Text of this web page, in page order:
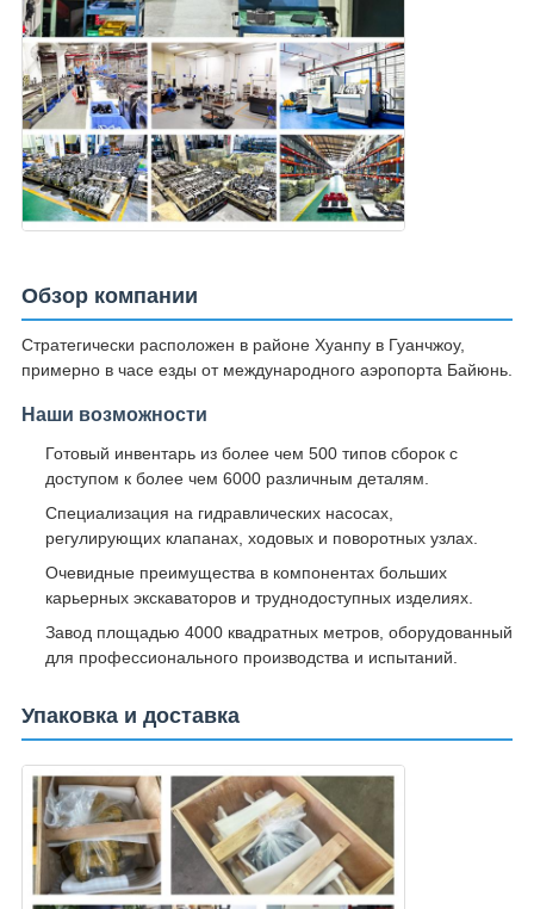
Обзор компании
Стратегически расположен в районе Хуанпу в Гуанчжоу,
примерно в часе езды от международного аэропорта Байюнь.
Наши возможности
Готовый инвентарь из более чем 500 типов сборок с
доступом к более чем 6000 различным деталям.
Специализация на гидравлических насосах,
регулирующих клапанах, ходовых и поворотных узлах.
Очевидные преимущества в компонентах больших
карьерных экскаваторов и труднодоступных изделиях.
Завод площадью 4000 квадратных метров, оборудованный
для профессионального производства и испытаний.
Упаковка и доставка